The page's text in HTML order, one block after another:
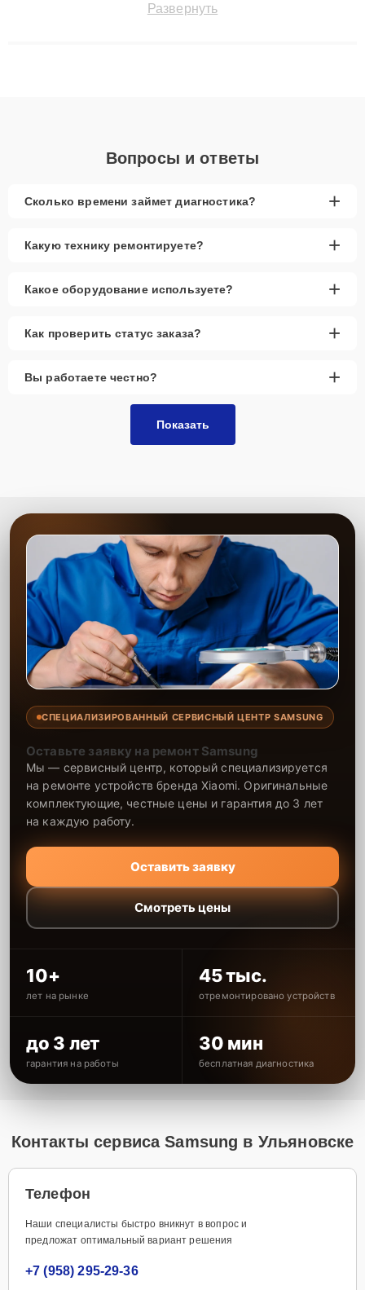
технику с сохранением гарантии до 3 лет. Наши мастера
Развернуть
Вопросы и ответы
Сколько времени займет диагностика? +
Какую технику ремонтируете? +
Какое оборудование используете? +
Как проверить статус заказа? +
Вы работаете честно? +
Показать
СПЕЦИАЛИЗИРОВАННЫЙ СЕРВИСНЫЙ ЦЕНТР SAMSUNG
Оставьте заявку на ремонт Samsung
Мы — сервисный центр, который специализируется
на ремонте устройств бренда Xiaomi. Оригинальные
комплектующие, честные цены и гарантия до 3 лет
на каждую работу.
Оставить заявку
Смотреть цены
10+
лет на рынке
45 тыс.
отремонтировано устройств
до 3 лет
гарантия на работы
30 мин
бесплатная диагностика
Контакты сервиса Samsung в Ульяновске
Телефон
Наши специалисты быстро вникнут в вопрос и
предложат оптимальный вариант решения
+7 (958) 295-29-36